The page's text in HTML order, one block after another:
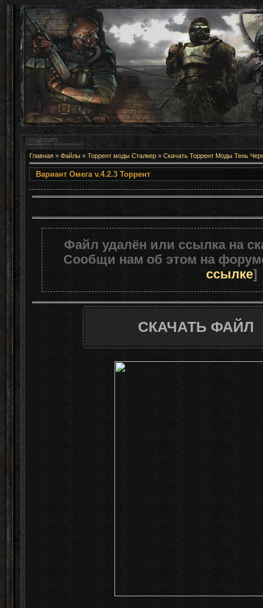
Главная» Файлы» Торрент моды Сталкер» Скачать Торрент Моды Тень
Вариант Омега v.4.2.3
Файл удалён или ссылка на
Сообщи нам об этом на
ссылке]
СКАЧАТЬ ФАЙЛ